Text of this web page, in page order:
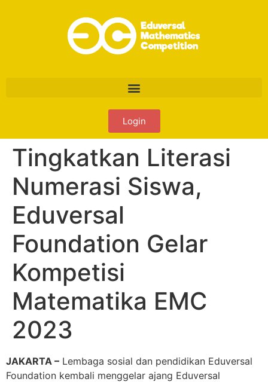
Login
Tingkatkan Literasi
Numerasi Siswa,
Eduversal
Foundation Gelar
Kompetisi
Matematika EMC
2023
JAKARTA – Lembaga sosial dan pendidikan Eduversal
Foundation kembali menggelar ajang Eduversal